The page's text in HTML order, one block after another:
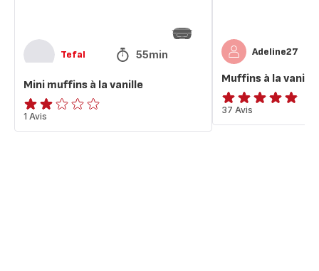
Tefal 55min
Mini muffins à la vanille
Avis
2
1 Avis
Adeline27
Muffins à la vanille
ratings.4.8
37 Avis